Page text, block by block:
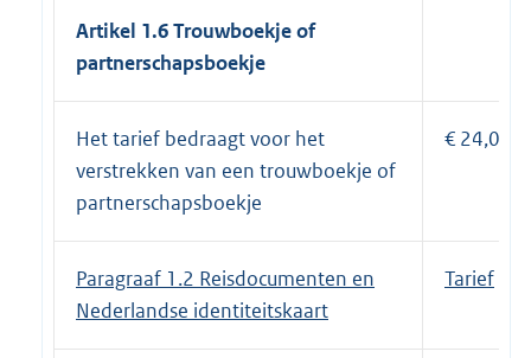
Artikel 1.6 Trouwboekje of
partnerschapsboekje
Het tarief bedraagt voor het
verstrekken van een trouwboekje of
partnerschapsboekje
€ 24,00.
Paragraaf 1.2 Reisdocumenten en
Nederlandse identiteitskaart
Tarief